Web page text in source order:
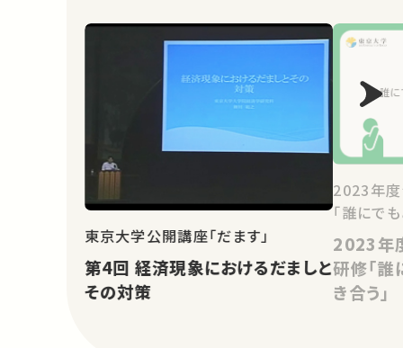
東京大学公開講座「だます」
第4回 経済現象におけるだましと
その対策
2023年度
「誰にで
2023年
研修「
き合う」